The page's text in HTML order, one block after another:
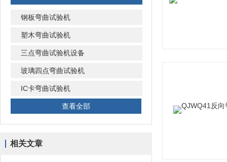
钢板弯曲试验机
塑木弯曲试验机
三点弯曲试验机设备
玻璃四点弯曲试验机
IC卡弯曲试验机
查看全部
相关文章